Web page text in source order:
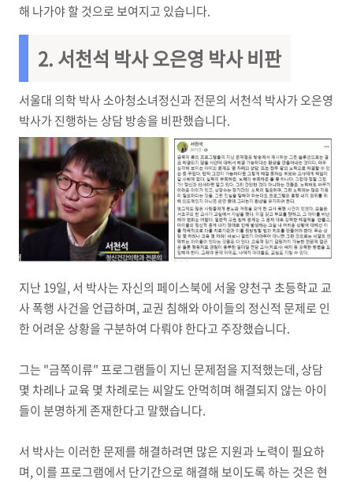
해 나가야 할 것으로 보여지고 있습니다.
2. 서천석 박사 오은영 박사 비판
서울대 의학 박사 소아청소녀정신과 전문의 서천석 박사가 오은영
박사가 진행하는 상담 방송을 비판했습니다.
지난 19일, 서 박사는 자신의 페이스북에 서울 양천구 초등학교 교
사 폭행 사건을 언급하며, 교권 침해와 아이들의 정신적 문제로 인
한 어려운 상황을 구분하여 다뤄야 한다고 주장했습니다.
그는 "금쪽이류" 프로그램들이 지닌 문제점을 지적했는데, 상담
몇 차례나 교육 몇 차례로는 씨알도 안먹히며 해결되지 않는 아이
들이 분명하게 존재한다고 말했습니다.
서 박사는 이러한 문제를 해결하려면 많은 지원과 노력이 필요하
며, 이를 프로그램에서 단기간으로 해결해 보이도록 하는 것은 현